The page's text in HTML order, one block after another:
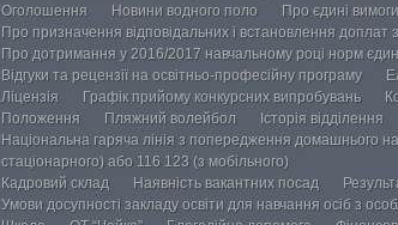
Оголошення
Новини водного поло Про єдині
Про призначення відповідальних і встановлення
Про дотримання у 2016/2017 навчальному році норм
Відгуки та рецензії на освітньо-професійну програму
Ліцензія
Графік прийому конкурсних випробувань
Положення
Пляжний волейбол
Історія відділення
Національна гаряча лінія з попередження домашнього
стаціонарного) або 116 123 (з мобільного)
Кадровий склад
Наявність вакантних посад
Умови досупності закладу освіти для навчання осіб з